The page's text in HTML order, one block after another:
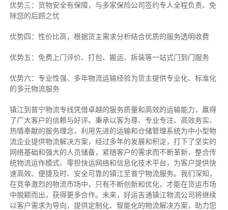
优势三：货物安全有保障，与多家保险公司签约专人全程负责、免
除您的后顾之忧
优势四：性价比高，根据货主需求分析结合优质的服务透明收费
优势五：免费上门评价、打包、搬运、拆装等一站式门到门服务
优势六：专业性强、多年物流运输经验为货主提供专业化、标准化
的多元物流服务
镇江到普宁物流专线凭借卓越的服务质量和高效的运输能力，赢得
了广大客户的信赖与好评。 秉承以客为尊、专业专注、高效务实、
热情奉献的服务理念，利用先进的运输和仓储管理系统为中小型物
流企业提供物流解决方案，经过多年的发展和积淀，打下了坚实的
网络基础和强大的人员储备，紧随客户的需求而不断革新，整合传
统物流运作模式、零担快运网络和信息化技术平台，为客户提供快
速高效、便捷及时、安全可靠的镇江至普宁物流服务。 我们深知，
在竞争激烈的物流市场中，只有不断创新和优化，才能在货运市场
中脱颖而出，获得更多合作。 未来，好运吉通镇江物流公司将继续
以客户需求为导向，提供定制化、智能化的物流解决方案，助力您